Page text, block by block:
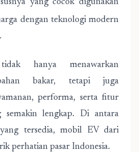
yang cocok digunakan
dengan teknologi modern
hanya menawarkan
bakar, tetapi juga
performa, serta fitur
semakin lengkap. Di antara
tersedia, mobil EV dari
perhatian pasar Indonesia.